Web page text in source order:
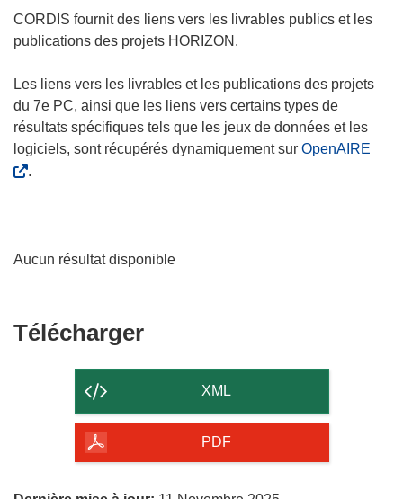
CORDIS fournit des liens vers les livrables publics et les
publications des projets HORIZON.
Les liens vers les livrables et les publications des projets
du 7e PC, ainsi que les liens vers certains types de
résultats spécifiques tels que les jeux de données et les
logiciels, sont récupérés dynamiquement sur OpenAIRE
.
Aucun résultat disponible
TéléchargerTélécharger
contenu
de
page
XML
PDF